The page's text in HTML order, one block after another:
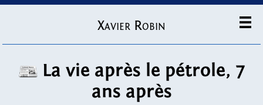
Xavier Robin
La vie après le pétrole, 7
ans après